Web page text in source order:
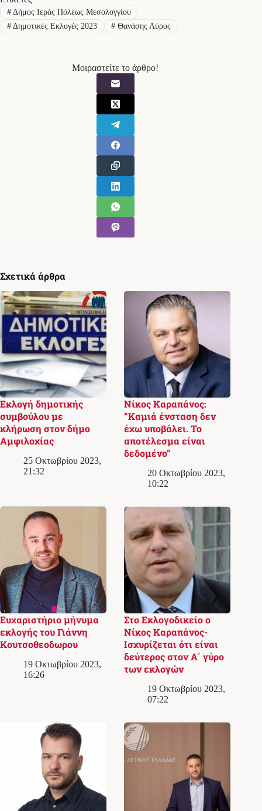
#Δήμος Ιεράς Πόλεως Μεσολογγίου
#Δημοτικές Εκλογές 2023 #Θανάσης Λύρος
Μοιραστείτε το άρθρο!
Σχετικά άρθρα
Εκλογή δημοτικής
συμβούλου με
κλήρωση στον δήμο
Αμφιλοχίας
25 Οκτωβρίου 2023,
21:32
Νίκος Καραπάνος:
“Καμιά ένσταση δεν
έχω υποβάλει. Το
αποτέλεσμα είναι
δεδομένο”
20 Οκτωβρίου 2023,
10:22
Ευχαριστήριο μήνυμα
εκλογής του Γιάννη
Κουτσοθεοδωρου
19 Οκτωβρίου 2023,
16:26
Στο Εκλογoδικείο ο
Νίκος Καραπάνος-
Ισχυρίζεται ότι είναι
δεύτερος στον Α΄ γύρο
των εκλογών
19 Οκτωβρίου 2023,
07:22